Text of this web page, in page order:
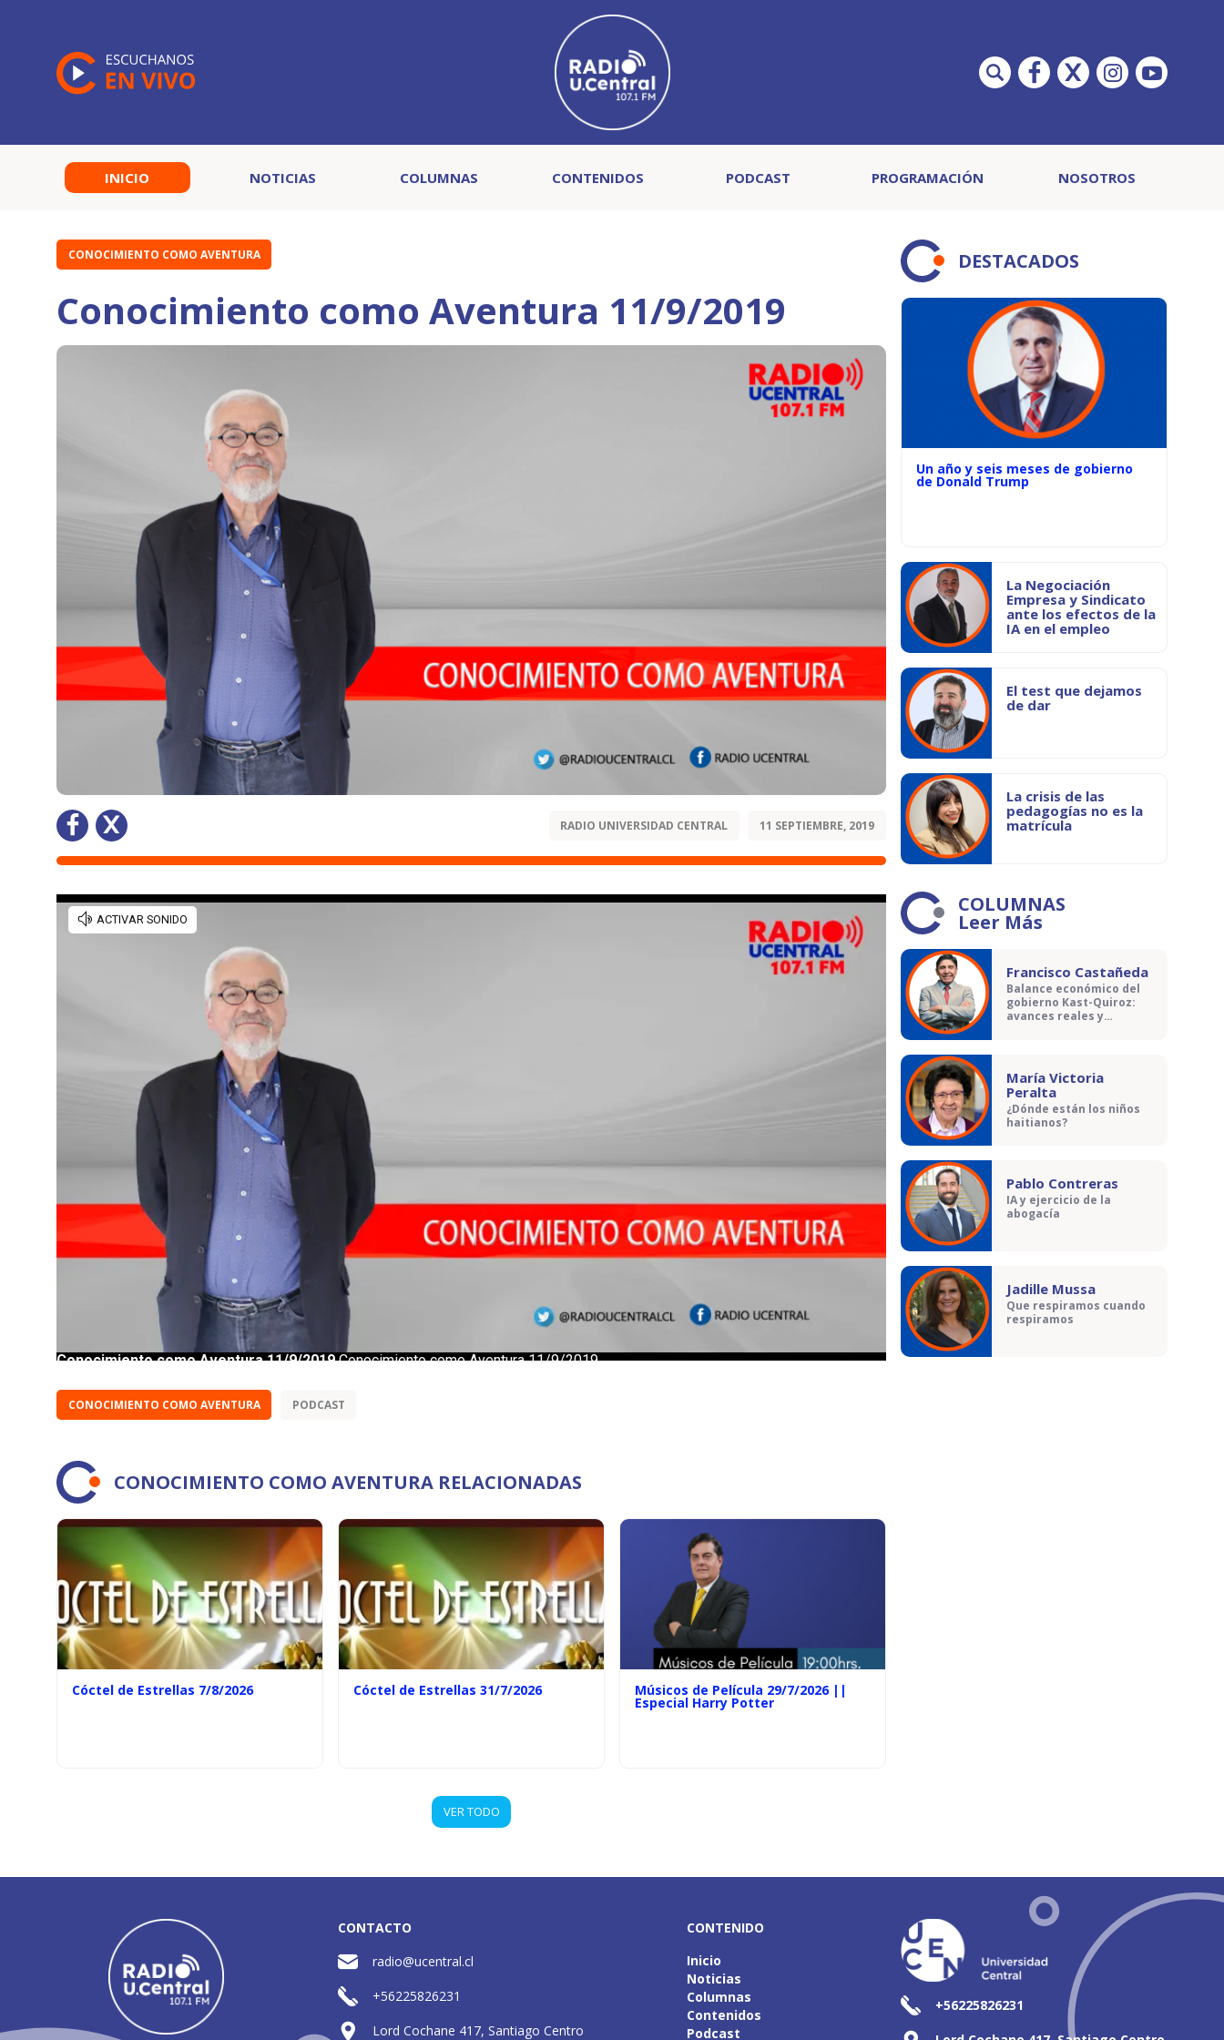
INICIO NOTICIAS COLUMNAS CONTENIDOS PODCAST PROGRAMACIÓN NOSOTROS
CONOCIMIENTO COMO AVENTURA
Conocimiento como Aventura 11/9/2019
RADIO UNIVERSIDAD CENTRAL 11 SEPTIEMBRE, 2019
CONOCIMIENTO COMO AVENTURA PODCAST
CONOCIMIENTO COMO AVENTURA RELACIONADAS
Cóctel de Estrellas 7/8/2026 Cóctel de Estrellas 31/7/2026 Músicos de Película 29/7/2026 ||
Especial Harry Potter
VER TODO
DESTACADOS
Un año y seis meses de gobierno
de Donald Trump
La Negociación
Empresa y Sindicato
ante los efectos de la
IA en el empleo
El test que dejamos
de dar
La crisis de las
pedagogías no es la
matrícula
COLUMNAS
Leer Más
Francisco Castañeda
Balance económico del
gobierno Kast-Quiroz:
avances reales y
María Victoria
Peralta
¿Dónde están los niños
haitianos?
Pablo Contreras
IA y ejercicio de la
abogacía
Jadille Mussa
Que respiramos cuando
respiramos
CONTACTO
radio@ucentral.cl
+56225826231
Lord Cochane 417, Santiago Centro
CONTENIDO
Inicio
Noticias
Columnas
Contenidos
Podcast
+56225826231